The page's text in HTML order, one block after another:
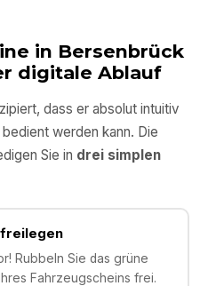
in Bersenbrück
digitale Ablauf
dass er absolut intuitiv
werden kann. Die
Sie in drei simplen
Rubbeln Sie das grüne
Fahrzeugscheins frei.